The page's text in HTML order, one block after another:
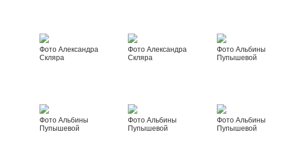
Фото Александра
Скляра
Фото Александра
Скляра
Фото Альбины
Пупышевой
Фото Альбины
Пупышевой
Фото Альбины
Пупышевой
Фото Альбины
Пупышевой